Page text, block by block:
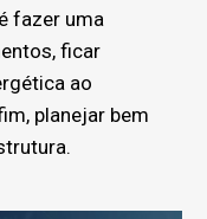
fazer uma
ficar
ao
planejar bem